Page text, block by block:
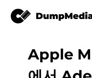
Video
Apple